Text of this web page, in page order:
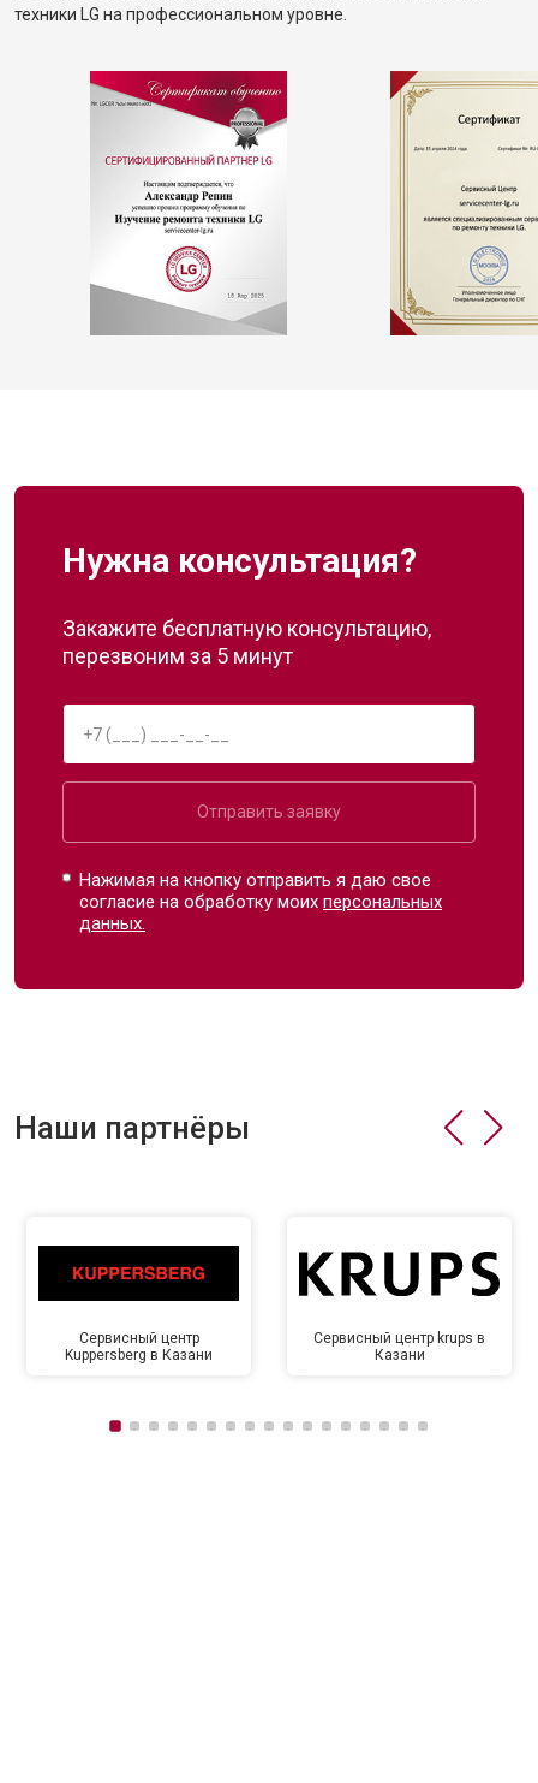
техники LG на профессиональном уровне.
Нужна консультация?
Закажите бесплатную консультацию,
перезвоним за 5 минут
Отправить заявку
Нажимая на кнопку отправить я даю свое
согласие на обработку моихперсональных
данных.
Наши партнёры
Сервисный центр
Kuppersberg в Казани
Сервисный центр krups в
Казани